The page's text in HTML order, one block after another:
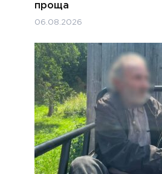
проща
06.08.2026